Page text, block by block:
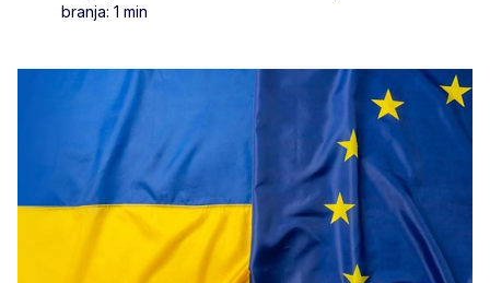
branja: 1 min